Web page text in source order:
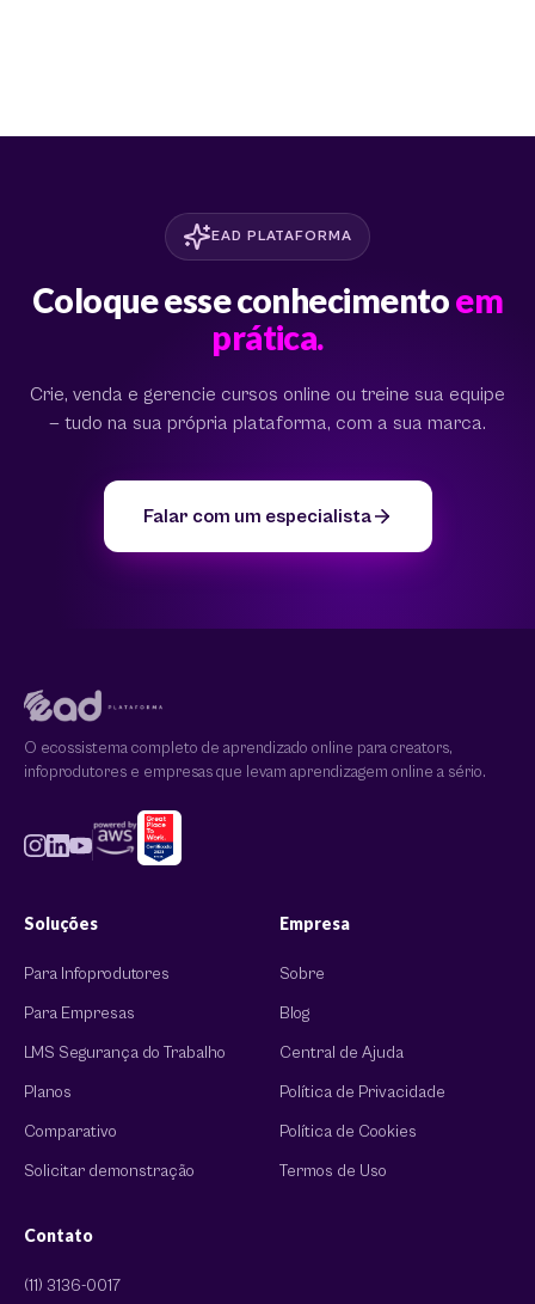
EAD PLATAFORMA
Coloque esse conhecimentoem
prática.
Crie, venda e gerencie cursos online ou treine sua equipe
— tudo na sua própria plataforma, com a sua marca.
Falar com um especialista
O ecossistema completo de aprendizado online para creators,
infoprodutores e empresas que levam aprendizagem online a sério.
Soluções
Para Infoprodutores
Para Empresas
LMS Segurança do Trabalho
Planos
Comparativo
Solicitar demonstração
Empresa
Sobre
Blog
Central de Ajuda
Política de Privacidade
Política de Cookies
Termos de Uso
Contato
(11) 3136-0017